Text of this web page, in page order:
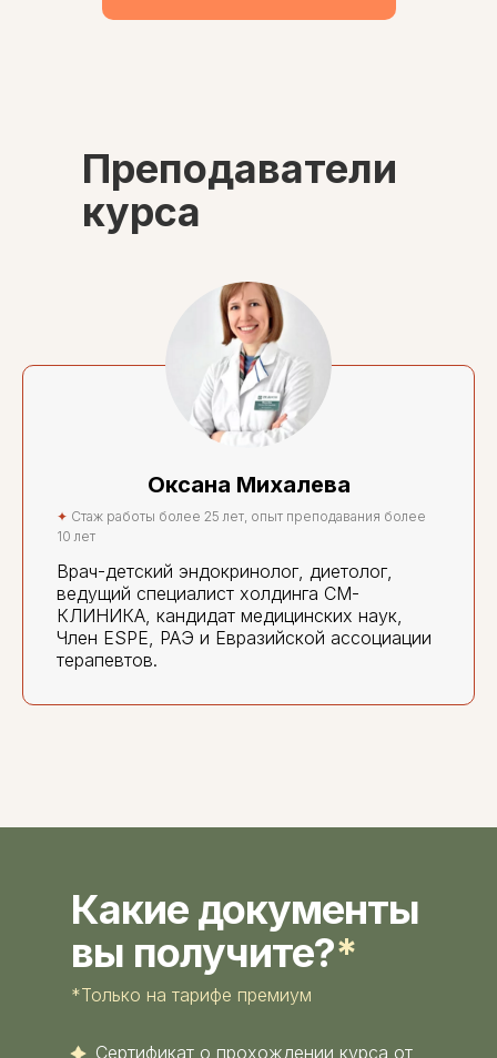
Преподаватели
курса
Оксана Михалева
✦ Стаж работы более 25 лет, опыт преподавания более
10 лет
Врач-детский эндокринолог, диетолог,
ведущий специалист холдинга СМ-
КЛИНИКА, кандидат медицинских наук,
Член ESPE, РАЭ и Евразийской ассоциации
терапевтов.
Какие документы
вы получите?*
Сертификат о прохождении курса от
*Только на тарифе премиум